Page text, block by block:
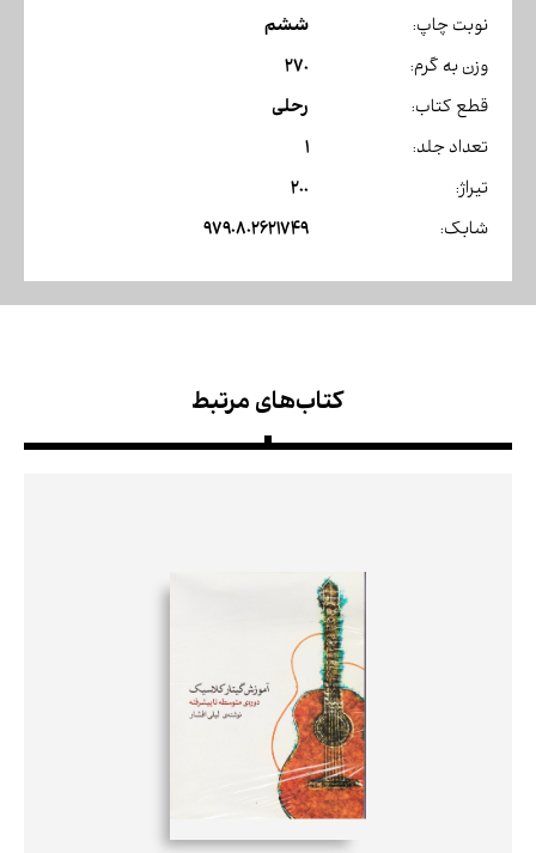
نوبت چاپ: ششم
وزن به گرم: 270
قطع کتاب: رحلی
تعداد جلد: 1
تیراژ: 200
شابک: 9790802621749
کتاب‌های مرتبط